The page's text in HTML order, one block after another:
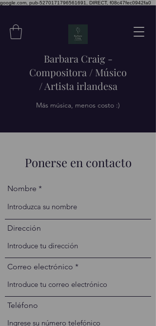
google.com, pub-5270171796561691, DIRECT, f08c47fec0942fa0
Barbara Craig -
Compositora / Músico
/ Artista irlandesa
Más música, menos costo :)
Ponerse en contacto
Nombre
Dirección
Correo electrónico
Teléfono